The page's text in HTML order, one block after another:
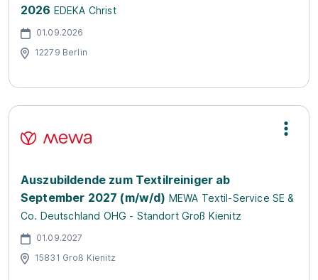
2026 EDEKA Christ
01.09.2026
12279 Berlin
Auszubildende zum Textilreiniger ab
September 2027 (m/w/d) MEWA Textil-Service SE &
Co. Deutschland OHG - Standort Groß Kienitz
01.09.2027
15831 Groß Kienitz